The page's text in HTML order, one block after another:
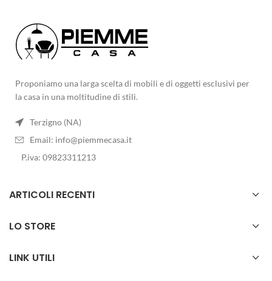
Proponiamo una larga scelta di mobili e di oggetti esclusivi per
la casa in una moltitudine di stili.
Terzigno (NA)
Email: info@piemmecasa.it
P.iva: 09823311213
ARTICOLI RECENTI
LO STORE
LINK UTILI